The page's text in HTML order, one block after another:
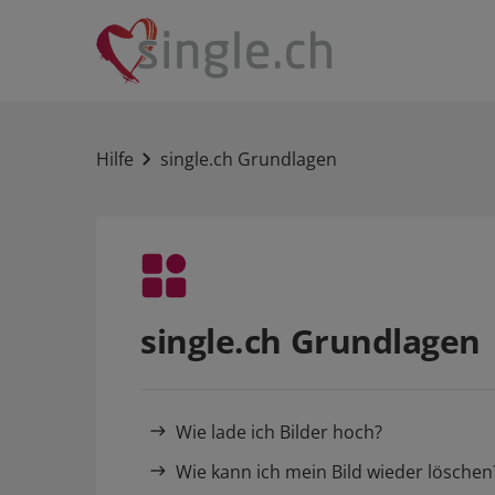
Hilfe single.ch Grundlagen
single.ch Grundlagen
Wie lade ich Bilder hoch?
Wie kann ich mein Bild wieder